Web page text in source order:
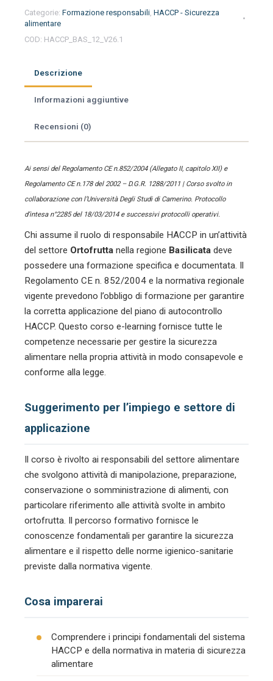
nella
regione
Basilicata
quantità
Categorie: Formazione responsabili, HACCP - Sicurezza
alimentare
COD: HACCP_BAS_12_V26.1
Descrizione
Informazioni aggiuntive
Recensioni (0)
Ai sensi del Regolamento CE n.852/2004 (Allegato II, capitolo XII) e
Regolamento CE n.178 del 2002 – D.G.R. 1288/2011 | Corso svolto in
collaborazione con l’Università Degli Studi di Camerino. Protocollo
d’intesa n°2285 del 18/03/2014 e successivi protocolli operativi.
Chi assume il ruolo di responsabile HACCP in un’attività
del settore Ortofrutta nella regione Basilicata deve
possedere una formazione specifica e documentata. Il
Regolamento CE n. 852/2004 e la normativa regionale
vigente prevedono l’obbligo di formazione per garantire
la corretta applicazione del piano di autocontrollo
HACCP. Questo corso e-learning fornisce tutte le
competenze necessarie per gestire la sicurezza
alimentare nella propria attività in modo consapevole e
conforme alla legge.
Suggerimento per l’impiego e settore di
applicazione
Il corso è rivolto ai responsabili del settore alimentare
che svolgono attività di manipolazione, preparazione,
conservazione o somministrazione di alimenti, con
particolare riferimento alle attività svolte in ambito
ortofrutta. Il percorso formativo fornisce le
conoscenze fondamentali per garantire la sicurezza
alimentare e il rispetto delle norme igienico-sanitarie
previste dalla normativa vigente.
Cosa imparerai
Comprendere i principi fondamentali del sistema
HACCP e della normativa in materia di sicurezza
alimentare